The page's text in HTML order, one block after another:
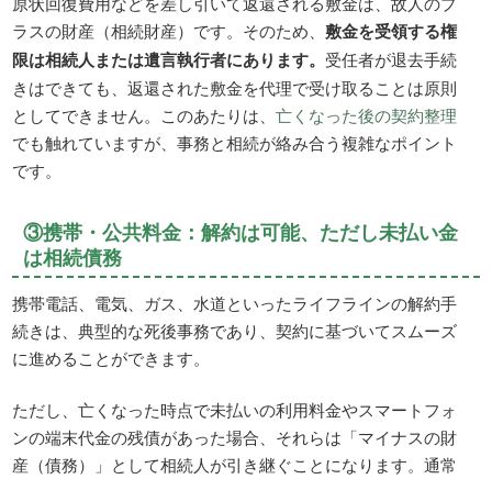
ラスの財産（相続財産）です。そのため、敷金を受領する権
限は相続人または遺言執行者にあります。 受任者が退去手続
きはできても、返還された敷金を代理で受け取ることは原則
としてできません。このあたりは、亡くなった後の契約整理
でも触れていますが、事務と相続が絡み合う複雑なポイント
です。
③携帯・公共料金：解約は可能、ただし未払い金
は相続債務
携帯電話、電気、ガス、水道といったライフラインの解約手
続きは、典型的な死後事務であり、契約に基づいてスムーズ
に進めることができます。
ただし、亡くなった時点で未払いの利用料金やスマートフォ
ンの端末代金の残債があった場合、それらは「マイナスの財
産（債務）」として相続人が引き継ぐことになります。通常